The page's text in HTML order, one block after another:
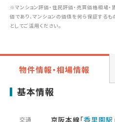
※マンション評価・住民評価・売買価格相場
価であり、マンションの価値を何ら保証する
としてご活用ください。
物件情報・相場情報
基本情報
交通 京阪本線「香里園駅